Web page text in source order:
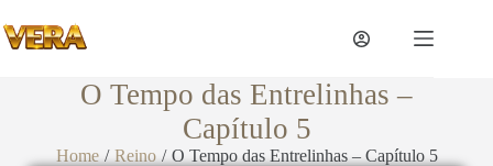
O Tempo das Entrelinhas –
Capítulo 5
Home / Reino / O Tempo das Entrelinhas – Capítulo 5